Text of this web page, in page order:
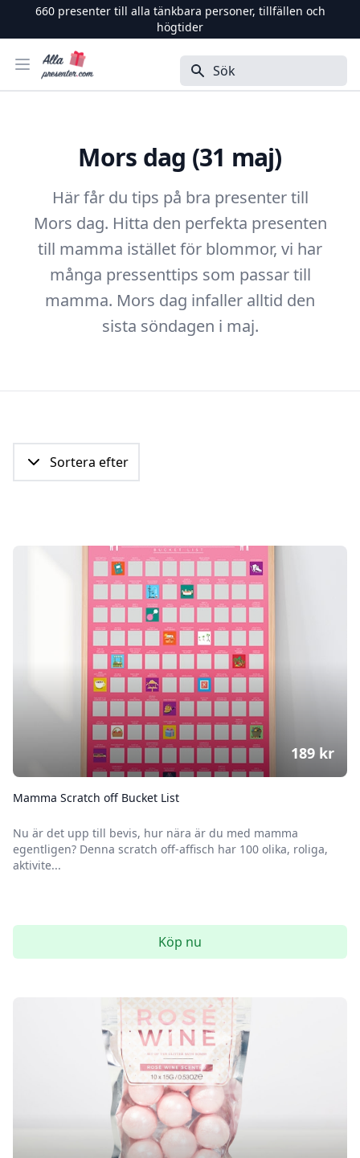
660presenter till alla tänkbara personer, tillfällen och
högtider
Öppna menyn
Alla Presenter Sök
Mors dag (31 maj)
Här får du tips på bra presenter till
Mors dag. Hitta den perfekta presenten
till mamma istället för blommor, vi har
många pressenttips som passar till
mamma. Mors dag infaller alltid den
sista söndagen i maj.
Sortera efter
Mamma Scratch off Bucket List
Nu är det upp till bevis, hur nära är du med mamma
egentligen? Denna scratch off-affisch har 100 olika, roliga,
aktivite...
189 kr
Köp nu